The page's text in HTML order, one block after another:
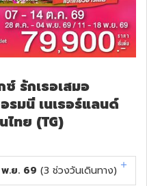
ซ์ รักเธอเสมอ
รมนี เนเธอร์แลนด์
ไทย (TG)
.ย. 69 (3 ช่วงวันเดินทาง)